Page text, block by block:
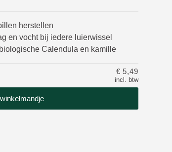
herstellen
en vocht bij iedere luierwissel
Calendula en kamille
incl. btw
€ 5,49